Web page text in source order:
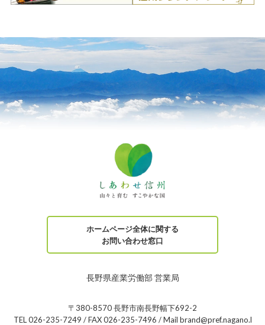
ホームページ全体に関する
お問い合わせ窓口
長野県産業労働部 営業局
〒380-8570 長野市南長野幅下692-2
TEL 026-235-7249 / FAX 026-235-7496 / Mail brand@pref.nagano.l